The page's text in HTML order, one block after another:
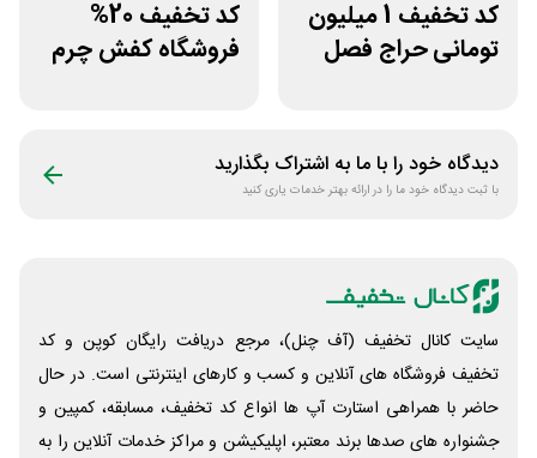
کد تخفیف 1 میلیون
تومانی حراج فصل
کد تخفیف 20%
فروشگاه کفش چرم
دیدگاه خود را با ما به اشتراک بگذارید
با ثبت دیدگاه خود ما را در ارائه بهتر خدمات یاری کنید
سایت کانال تخفیف (آف چنل)، مرجع دریافت رایگان کوپن و کد
تخفیف فروشگاه های آنلاین و کسب و‌ کارهای اینترنتی است. در حال
حاضر با همراهی استارت آپ ها انواع کد تخفیف، مسابقه، کمپین و
جشنواره های صدها برند معتبر، اپلیکیشن و مراکز خدمات آنلاین را به